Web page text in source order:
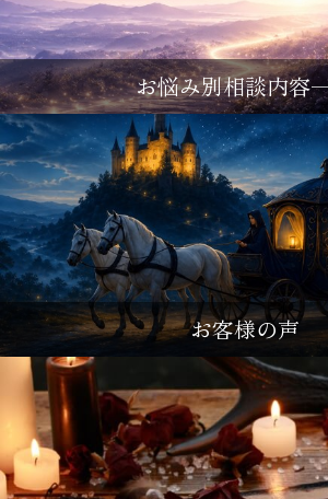
お悩み別相談内容
お客様の声